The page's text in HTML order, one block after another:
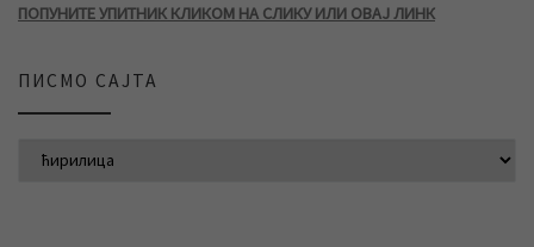
ПОПУНИТЕ УПИТНИК КЛИКОМ НА СЛИКУ ИЛИ ОВАЈ ЛИНК
ПИСМО САЈТА